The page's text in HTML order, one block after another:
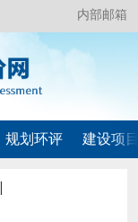
规划环评 建设项
内部邮箱